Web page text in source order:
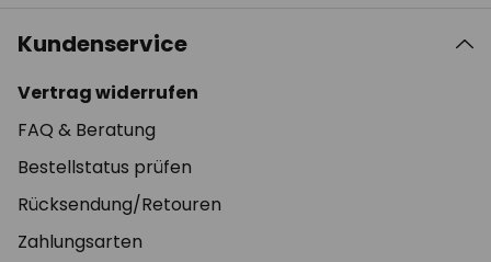
Kundenservice
Vertrag widerrufen
FAQ & Beratung
Bestellstatus prüfen
Rücksendung/Retouren
Zahlungsarten